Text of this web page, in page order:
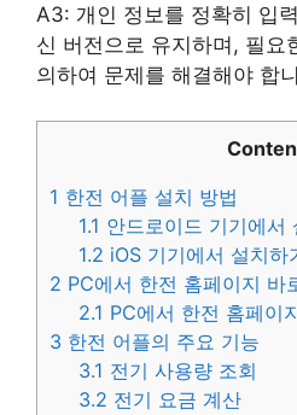
A3: 개인 정보를 정확히 입
신 버전으로 유지하며, 필요
의하여 문제를 해결해야 합
1 한전 어플 설치 방법
1.1 안드로이드 기기에서
1.2 iOS 기기에서 설치하
2 PC에서 한전 홈페이지 바
2.1 PC에서 한전 홈페이
3 한전 어플의 주요 기능
3.1 전기 사용량 조회
3.2 전기 요금 계산